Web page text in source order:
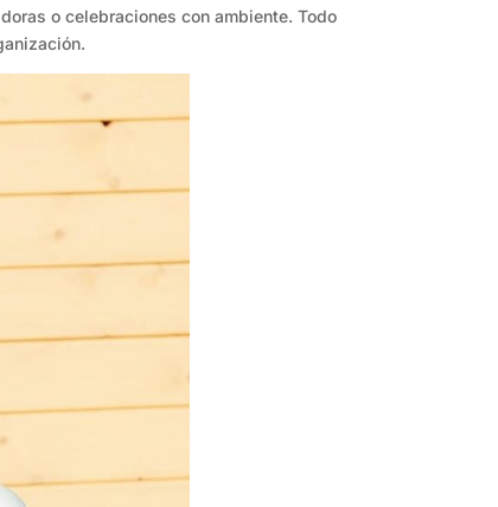
o celebraciones con ambiente. Todo